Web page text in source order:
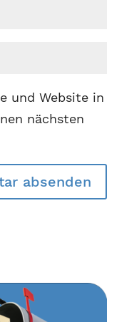
und Website in
nächsten